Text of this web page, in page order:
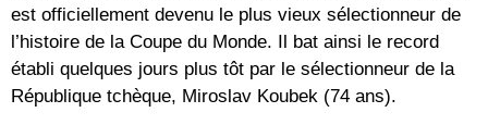
est officiellement devenu le plus vieux sélectionneur de
l’histoire de la Coupe du Monde. Il bat ainsi le record
établi quelques jours plus tôt par le sélectionneur de la
République tchèque, Miroslav Koubek (74 ans).